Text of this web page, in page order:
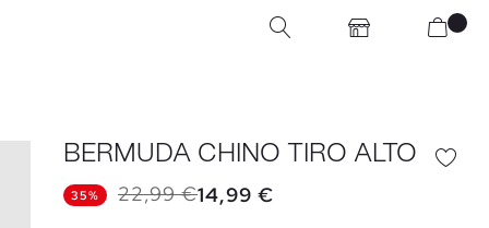
BERMUDA CHINO TIRO ALTO
35% 22,99 €14,99 €